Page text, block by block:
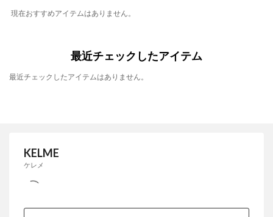
現在おすすめアイテムはありません。
最近チェックしたアイテム
最近チェックしたアイテムはありません。
KELME
ケレメ